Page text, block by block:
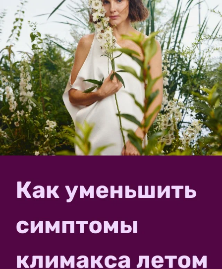
Это может быть полезным:
Тестирование - 2025, или "Каждый труд
благослови, удача"
ЗАПИСЬ РАЗМЕЩЕНА В РАЗДЕЛАХ: ЛИЧНЫЙ ОПЫТ ЧИТАТЕЛЕЙ,КОНКУРСЫ,
ПОБЕДИТЕЛИ,ПРИЗЫ СПАСИБО
комментарии
в избранное
11 июля 2025, 19:21